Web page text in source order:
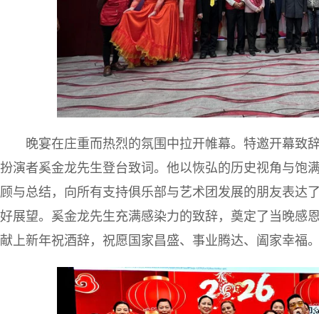
晚宴在庄重而热烈的氛围中拉开帷幕。特邀开幕致
扮演者奚金龙先生登台致词。他以恢弘的历史视角与饱
顾与总结，向所有支持俱乐部与艺术团发展的朋友表达
好展望。奚金龙先生充满感染力的致辞，奠定了当晚感
献上新年祝酒辞，祝愿国家昌盛、事业腾达、阖家幸福